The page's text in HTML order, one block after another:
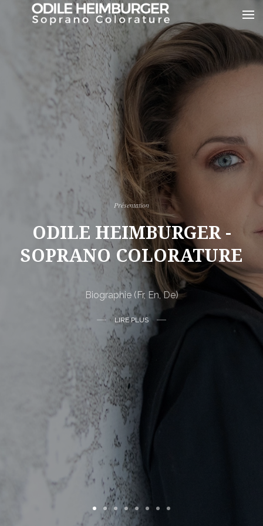
Présentation
ODILE HEIMBURGER -
SOPRANO COLORATURE
Biographie (Fr, En, De)
LIRE PLUS